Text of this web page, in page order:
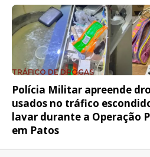
TRÁFICO DE DROGAS
Polícia Militar apreende
usados no tráfico
lavar durante a Operação
em Patos